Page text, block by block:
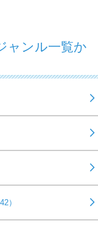
ャンル一覧か
42）